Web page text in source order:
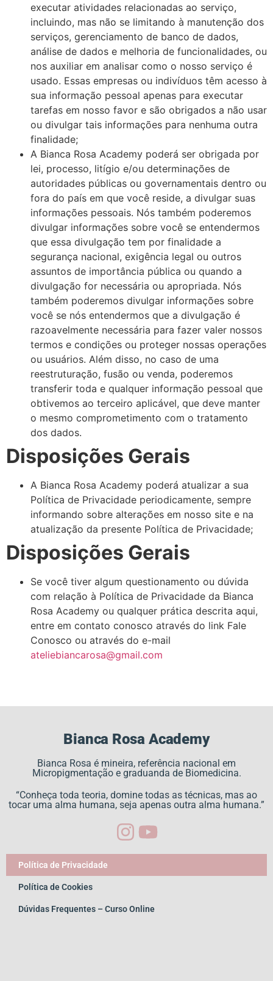
executar atividades relacionadas ao serviço,
incluindo, mas não se limitando à manutenção dos
serviços, gerenciamento de banco de dados,
análise de dados e melhoria de funcionalidades, ou
nos auxiliar em analisar como o nosso serviço é
usado. Essas empresas ou indivíduos têm acesso à
sua informação pessoal apenas para executar
tarefas em nosso favor e são obrigados a não usar
ou divulgar tais informações para nenhuma outra
finalidade;
A Bianca Rosa Academy poderá ser obrigada por
lei, processo, litígio e/ou determinações de
autoridades públicas ou governamentais dentro ou
fora do país em que você reside, a divulgar suas
informações pessoais. Nós também poderemos
divulgar informações sobre você se entendermos
que essa divulgação tem por finalidade a
segurança nacional, exigência legal ou outros
assuntos de importância pública ou quando a
divulgação for necessária ou apropriada. Nós
também poderemos divulgar informações sobre
você se nós entendermos que a divulgação é
razoavelmente necessária para fazer valer nossos
termos e condições ou proteger nossas operações
ou usuários. Além disso, no caso de uma
reestruturação, fusão ou venda, poderemos
transferir toda e qualquer informação pessoal que
obtivemos ao terceiro aplicável, que deve manter
o mesmo comprometimento com o tratamento
dos dados.
Disposições Gerais
A Bianca Rosa Academy poderá atualizar a sua
Política de Privacidade periodicamente, sempre
informando sobre alterações em nosso site e na
atualização da presente Política de Privacidade;
Disposições Gerais
Se você tiver algum questionamento ou dúvida
com relação à Política de Privacidade da Bianca
Rosa Academy ou qualquer prática descrita aqui,
entre em contato conosco através do link Fale
Conosco ou através do e-mail
ateliebiancarosa@gmail.com
Bianca Rosa Academy
Bianca Rosa é mineira, referência nacional em
Micropigmentação e graduanda de Biomedicina.
“Conheça toda teoria, domine todas as técnicas, mas ao
tocar uma alma humana, seja apenas outra alma humana.”
Política de Privacidade
Política de Cookies
Dúvidas Frequentes – Curso Online